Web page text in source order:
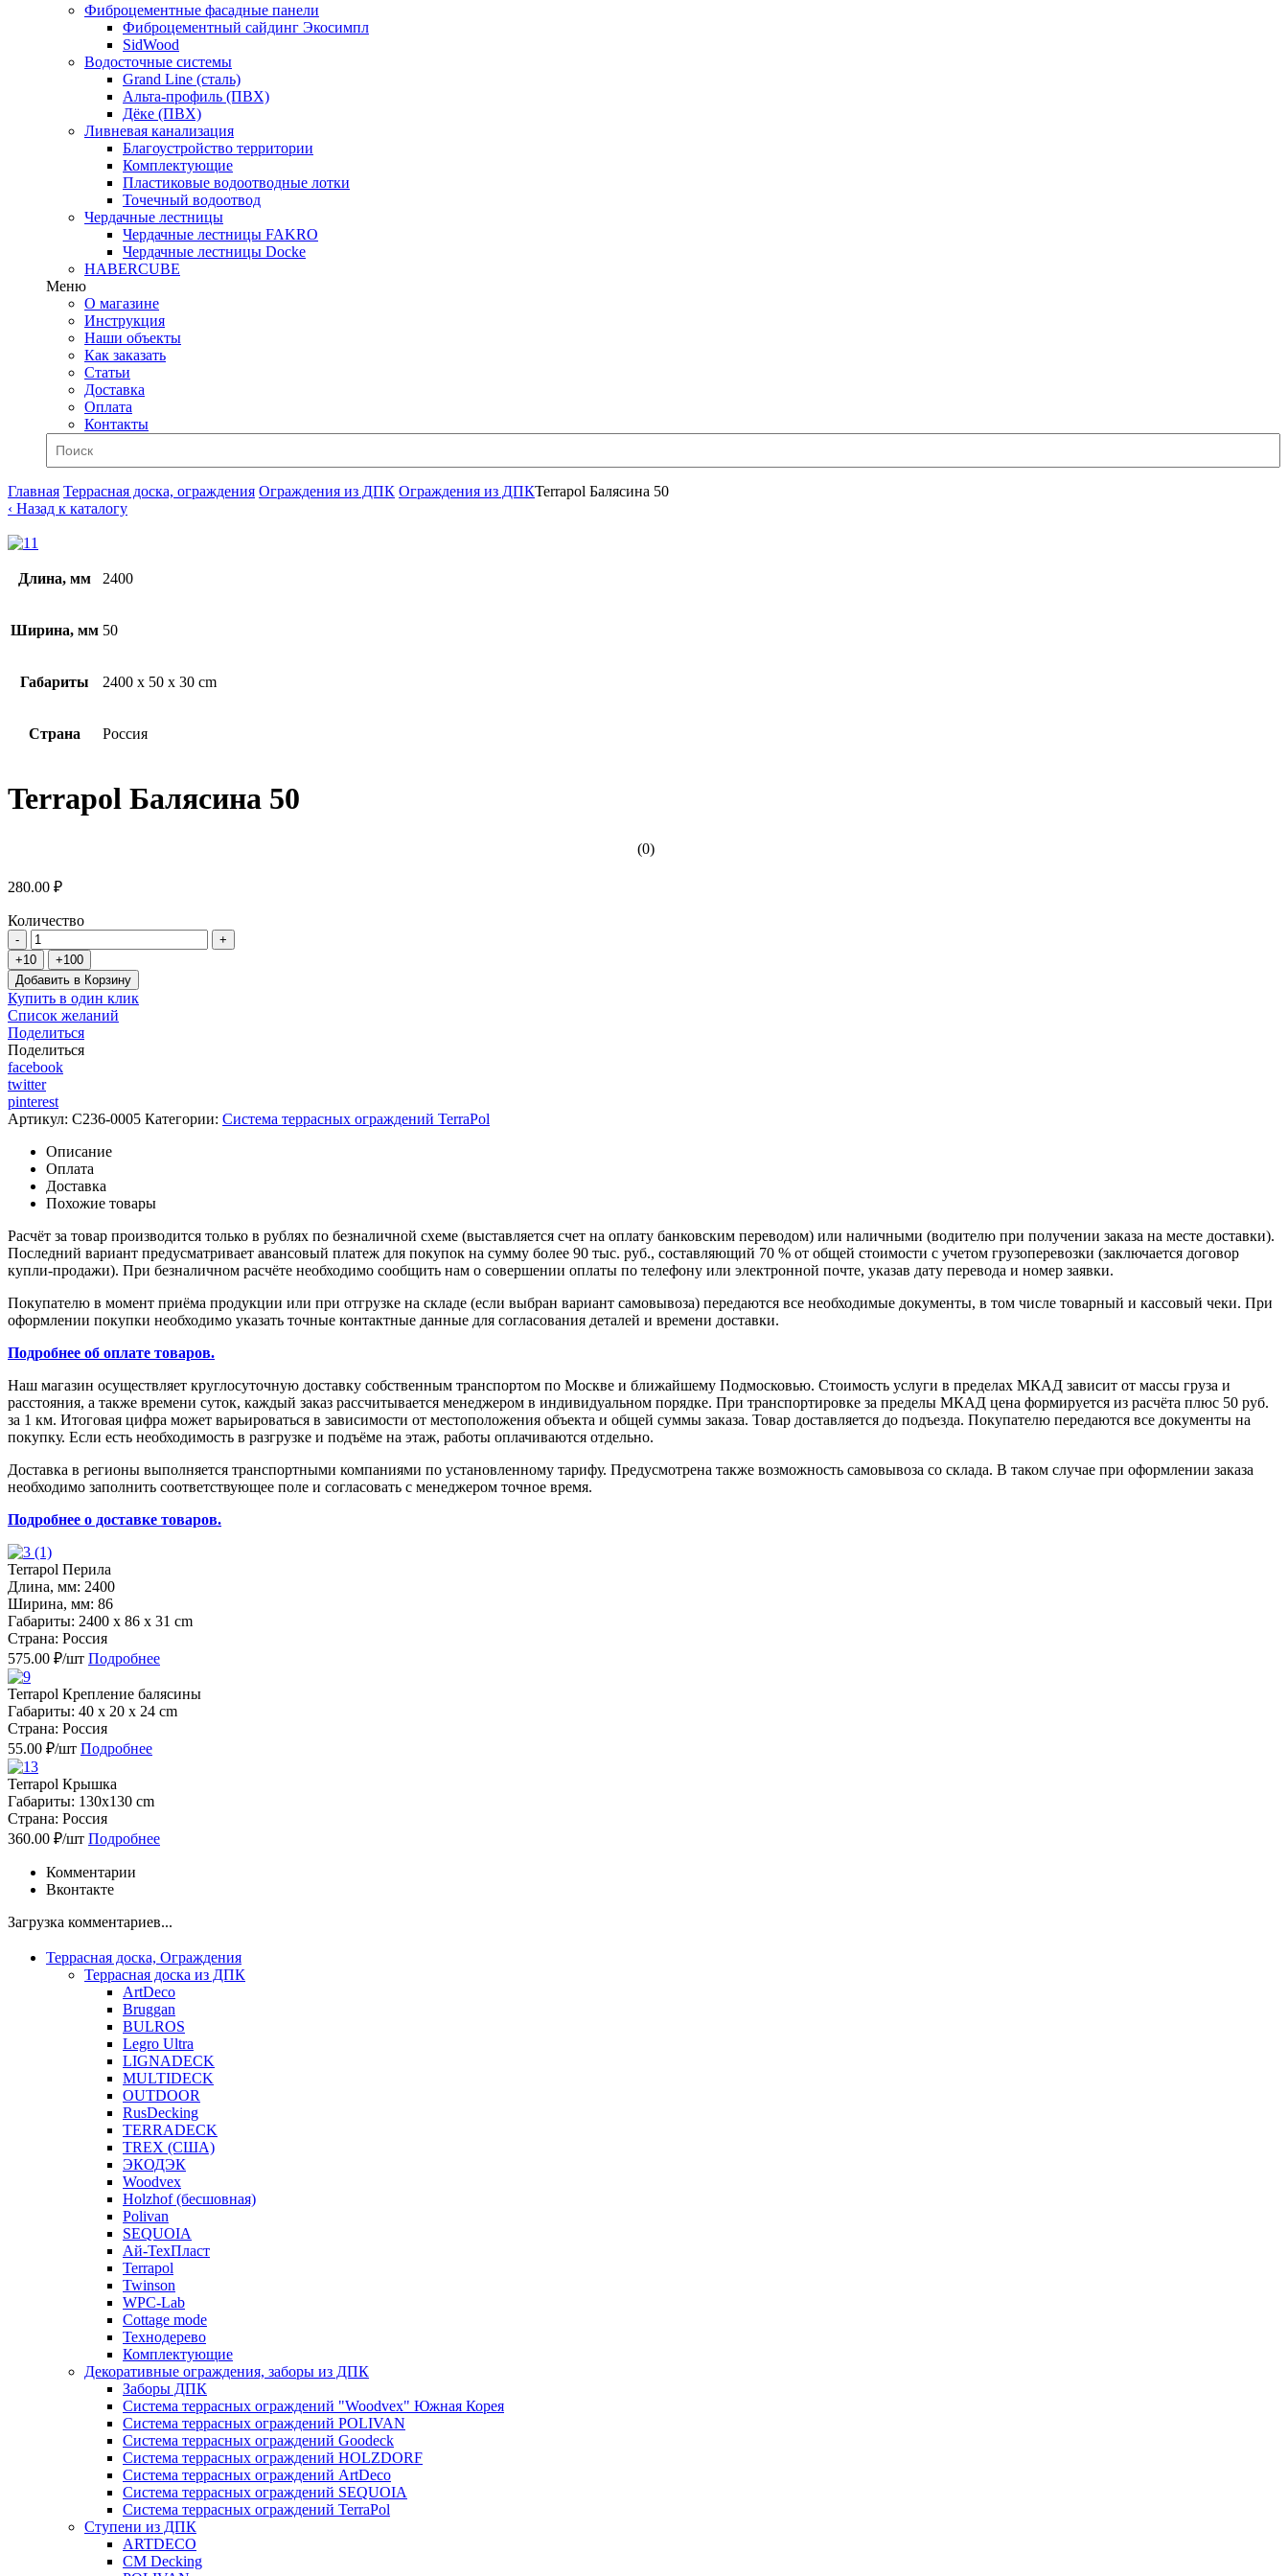
Фиброцементные фасадные панели
Фиброцементный сайдинг Экосимпл
SidWood
Водосточные системы
Grand Line (сталь)
Альта-профиль (ПВХ)
Дёке (ПВХ)
Ливневая канализация
Благоустройство территории
Комплектующие
Пластиковые водоотводные лотки
Точечный водоотвод
Чердачные лестницы
Чердачные лестницы FAKRO
Чердачные лестницы Docke
HABERCUBE
Меню
О магазине
Инструкция
Наши объекты
Как заказать
Статьи
Доставка
Оплата
Контакты
Главная Террасная доска, ограждения Ограждения из ДПК Ограждения из ДПКTerrapol Балясина 50
‹ Назад к каталогу
Длина, мм 2400
Ширина, мм 50
Габариты 2400 x 50 x 30 cm
Страна Россия
Terrapol Балясина 50
(0)
280.00 ₽
Количество
Добавить в Корзину
Купить в один клик
Список желаний
Поделиться
Поделиться
facebook
twitter
pinterest
Артикул: C236-0005 Категории: Система террасных ограждений TerraPol
Описание
Оплата
Доставка
Похожие товары
Расчёт за товар производится только в рублях по безналичной схеме (выставляется счет на оплату банковским переводом) или наличными (водителю при получении заказа на месте доставки).
Последний вариант предусматривает авансовый платеж для покупок на сумму более 90 тыс. руб., составляющий 70 % от общей стоимости с учетом грузоперевозки (заключается договор
купли-продажи). При безналичном расчёте необходимо сообщить нам о совершении оплаты по телефону или электронной почте, указав дату перевода и номер заявки.
Покупателю в момент приёма продукции или при отгрузке на складе (если выбран вариант самовывоза) передаются все необходимые документы, в том числе товарный и кассовый чеки. При
оформлении покупки необходимо указать точные контактные данные для согласования деталей и времени доставки.
Подробнее об оплате товаров.
Наш магазин осуществляет круглосуточную доставку собственным транспортом по Москве и ближайшему Подмосковью. Стоимость услуги в пределах МКАД зависит от массы груза и
расстояния, а также времени суток, каждый заказ рассчитывается менеджером в индивидуальном порядке. При транспортировке за пределы МКАД цена формируется из расчёта плюс 50 руб.
за 1 км. Итоговая цифра может варьироваться в зависимости от местоположения объекта и общей суммы заказа. Товар доставляется до подъезда. Покупателю передаются все документы на
покупку. Если есть необходимость в разгрузке и подъёме на этаж, работы оплачиваются отдельно.
Доставка в регионы выполняется транспортными компаниями по установленному тарифу. Предусмотрена также возможность самовывоза со склада. В таком случае при оформлении заказа
необходимо заполнить соответствующее поле и согласовать с менеджером точное время.
Подробнее о доставке товаров.
Terrapol Перила
Длина, мм: 2400
Ширина, мм: 86
Габариты: 2400 x 86 x 31 cm
Страна: Россия
575.00 ₽/шт Подробнее
Terrapol Крепление балясины
Габариты: 40 x 20 x 24 cm
Страна: Россия
55.00 ₽/шт Подробнее
Terrapol Крышка
Габариты: 130х130 cm
Страна: Россия
360.00 ₽/шт Подробнее
Комментарии
Вконтакте
Загрузка комментариев...
Террасная доска, Ограждения
Террасная доска из ДПК
ArtDeco
Bruggan
BULROS
Legro Ultra
LIGNADECK
MULTIDECK
OUTDOOR
RusDecking
TERRADECK
TREX (США)
ЭКОДЭК
Woodvex
Holzhof (бесшовная)
Polivan
SEQUOIA
Ай-ТехПласт
Terrapol
Twinson
WPC-Lab
Cottage mode
Технодерево
Комплектующие
Декоративные ограждения, заборы из ДПК
Заборы ДПК
Система террасных ограждений "Woodvex" Южная Корея
Система террасных ограждений POLIVAN
Система террасных ограждений Goodeck
Система террасных ограждений HOLZDORF
Система террасных ограждений ArtDeco
Система террасных ограждений SEQUOIA
Система террасных ограждений TerraPol
Ступени из ДПК
ARTDECO
CM Decking